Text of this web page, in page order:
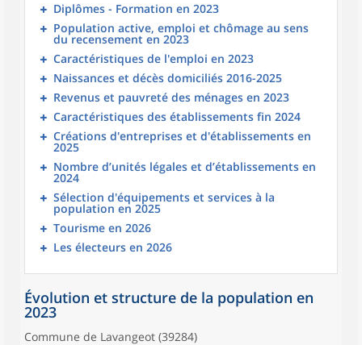
Diplômes - Formation en 2023
Population active, emploi et chômage au sens
du recensement en 2023
Caractéristiques de l'emploi en 2023
Naissances et décès domiciliés 2016-2025
Revenus et pauvreté des ménages en 2023
Caractéristiques des établissements fin 2024
Créations d'entreprises et d'établissements en
2025
Nombre d’unités légales et d’établissements en
2024
Sélection d'équipements et services à la
population en 2025
Tourisme en 2026
Les électeurs en 2026
Évolution et structure de la population en
2023
Commune de Lavangeot (39284)